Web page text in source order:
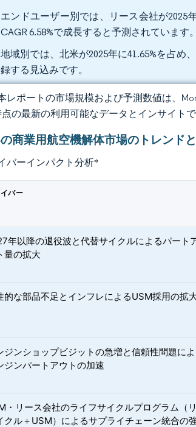
エンドユーザー別では、リース会社が2025
CAGR 6.58%で成長すると予測されています。
地域別では、北米が2025年に41.65%を占め
録する見込みです。
レポートの市場規模および予測数値は、
点の最新の利用可能なデータとインサイト
商業用航空機解体市場のトレンド
バーインパクト分析*
イバー
年以降の退役波と代替サイクルによるパート
量の拡大
的な部品不足とインフレによるUSM採用の拡
ジンショップビジットの急増と信頼性問題に
ジンパートアウトの加速
・リース会社のライフサイクルプログラム（リ
クル＋USM）によるサプライチェーン統合の